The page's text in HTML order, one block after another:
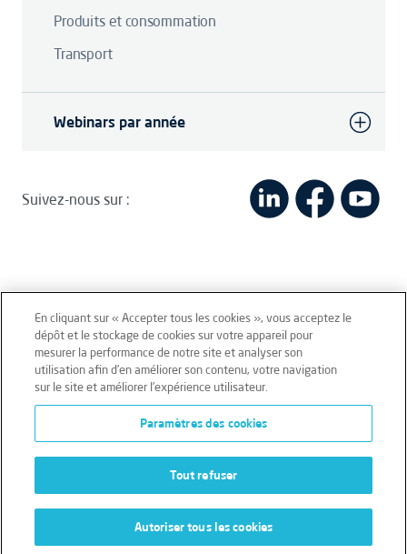
Produits et consommation
Transport
Webinars par année
Suivez-nous sur :
Mentions légales
Conditions générales
Données personnelles
Données personnelles – Volontaires
Cookies
En cliquant sur « Accepter tous les cookies », vous acceptez le
dépôt et le stockage de cookies sur votre appareil pour
mesurer la performance de notre site et analyser son
utilisation afin d’en améliorer son contenu, votre navigation
sur le site et améliorer l’expérience utilisateur.
Paramètres des cookies
Tout refuser
Autoriser tous les cookies